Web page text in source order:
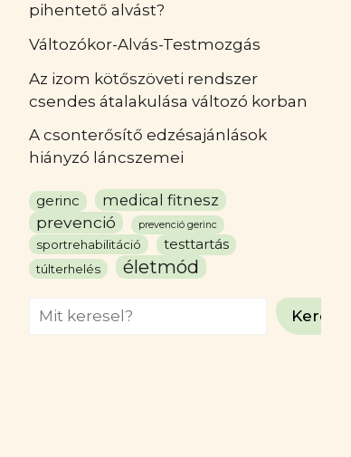
pihentető alvást?
Változókor-Alvás-Testmozgás
Az izom kötőszöveti rendszer
csendes átalakulása változó korban
A csonterősítő edzésajánlások
hiányzó láncszemei
gerinc medical fitnesz
prevenció prevenció gerinc
sportrehabilitáció testtartás
túlterhelés életmód
Search